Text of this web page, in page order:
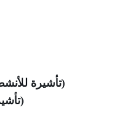
8. Spor Etkinlikleri Vizesi (تأشيرة للأنشطة الرياضية)
9. Tıbbi Tedavi Vizesi (تأشيرة للعلاج الطبي)